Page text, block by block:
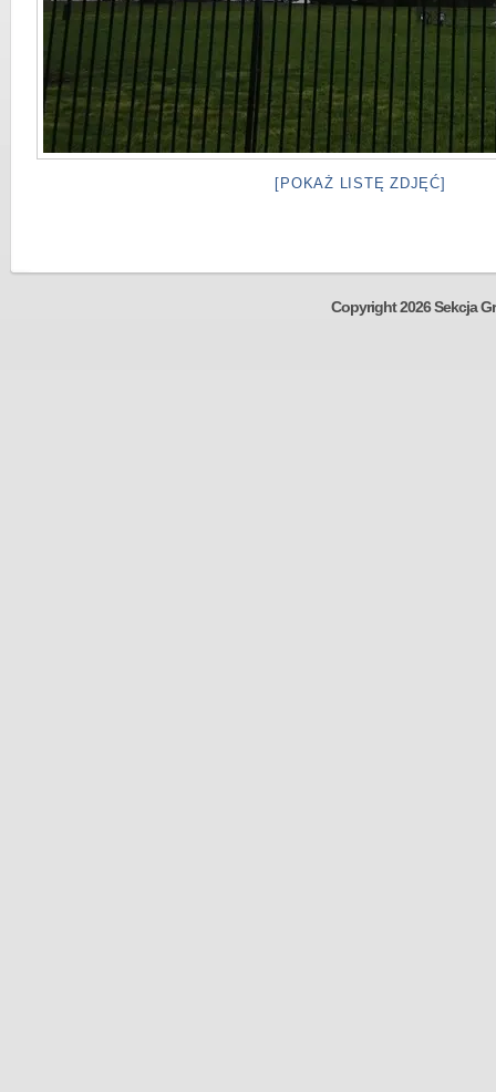
[POKAŻ LISTĘ ZDJĘĆ]
Copyright 2026 Sekcja